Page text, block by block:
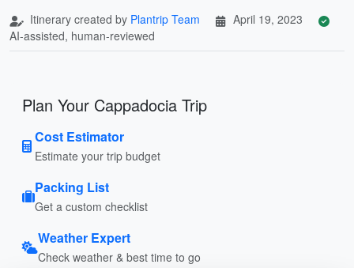
Itinerary created by Plantrip Team
April 19, 2023
AI-assisted, human-reviewed
Plan Your Cappadocia Trip
Cost Estimator
Estimate your trip budget
Packing List
Get a custom checklist
Weather Expert
Check weather & best time to go